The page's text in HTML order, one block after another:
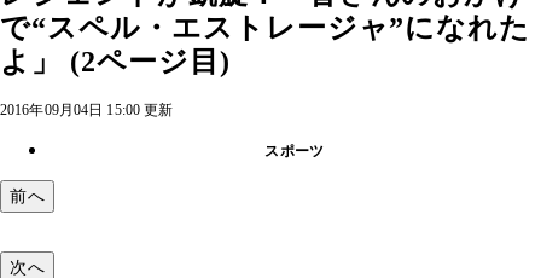
で“スペル・エストレージャ”になれた
よ」 (2ページ目)
2016年09月04日 15:00 更新
スポーツ
前へ
次へ